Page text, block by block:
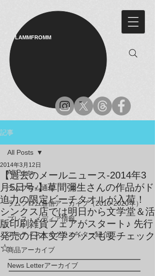
LAMMFROMM​
記事
All Posts
ラムフロム通信
ラムフロム通信アーカイブ（2010-2020年）
プレス・メディア情報
アーティスト＆クリエイター紹介
商品アーカイブ
News Letterアーカイブ
All Posts
【過去のメールニュース-2014年3
月5日号-】草間彌生さんの作品がド
迫力の限定ビーチタオルが入荷！
シンクス店では明日から文学堂＆活
版印刷雑貨フェアがスタート♪ 先行
発売の日本文学グッズも要チェック
☆
2014年3月12日
━━━━━━━━━━━━━━━━━
━━━━━━━━━━━━━━━━━